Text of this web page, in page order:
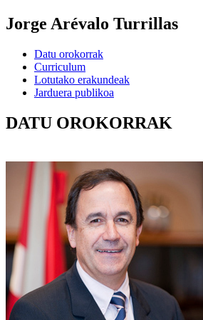
Jorge Arévalo Turrillas
Datu orokorrak
Curriculum
Lotutako erakundeak
Jarduera publikoa
DATU OROKORRAK